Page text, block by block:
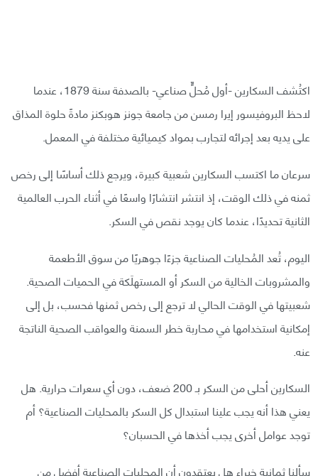
اكتُشف السكارين -أول مُحلٍّ صناعي- بالصدفة سنة 1879، عندما
لاحظ البروفيسور إيرا رمسن من جامعة جونز هوبكنز مادةً حلوة المذاق
على يديه بعد إجرائه لتجارب بمواد كيميائية مختلفة في المعمل.
سرعان ما اكتسب السكارين شعبية كبيرة، ويرجع ذلك أساسًا إلى رخص
ثمنه في ذلك الوقت، إذ انتشر انتشارًا واسعًا في أثناء الحرب العالمية
الثانية تحديدًا، عندما كان يوجد نقص في السكر.
اليوم، تُعد المُحليات الصناعية جزءًا جوهريًا من سوق الأطعمة
والمشروبات الخالية من السكر أو المستهلَكة في الحميات الصحية.
شعبيتها في الوقت الحالي لا ترجع إلى رخص ثمنها فحسب، بل إلى
إمكانية استخدامها في محاربة خطر السمنة والعواقب الصحية الناتجة
عنه.
السكارين أحلى من السكر بـ 200 ضعف، دون أي سعرات حرارية. هل
يعني هذا أنه يجب علينا استبدال كل السكر بالمحليات الصناعية؟ أم
توجد عوامل أخرى يجب أخذها في الحسبان؟
سألنا ثمانية خبراء هل يعتقدون أن المحليات الصناعية أفضل من